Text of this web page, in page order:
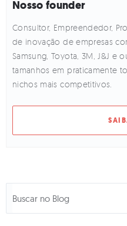
Nosso founder
Consultor, Empreendedor,
de inovação de empresas
Samsung, Toyota, 3M, J&J e
tamanhos em praticamente
nichos mais competitivos.